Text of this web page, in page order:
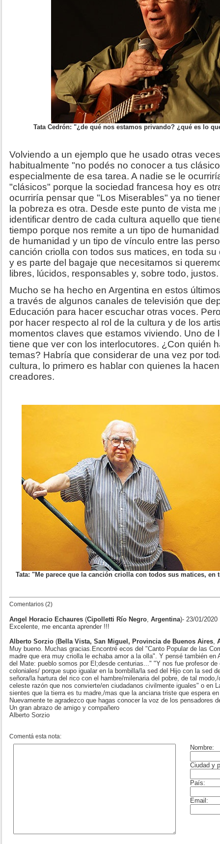
Tata Cedrón: "¿de qué nos estamos privando? ¿qué es lo
Volviendo a un ejemplo que he usado otras
habitualmente "no podés no conocer a tus
especialmente de esa tarea. A nadie se le
"clásicos" porque la sociedad francesa hoy es
ocurriría pensar que "Los Miserables" ya no
la pobreza es otra. Desde este punto de vista
identificar dentro de cada cultura aquello que
tiempo porque nos remite a un tipo de
de humanidad y un tipo de vínculo entre las
canción criolla con todos sus matices, en toda
y es parte del bagaje que necesitamos si
libres, lúcidos, responsables y, sobre todo, justos.
Mucho se ha hecho en Argentina en estos
a través de algunos canales de televisión que
Educación para hacer escuchar otras voces.
por hacer respecto al rol de la cultura y de los
momentos claves que estamos viviendo. Uno de
tiene que ver con los interlocutores. ¿Con quién
temas? Habría que considerar de una vez por
cultura, lo primero es hablar con quienes la
creadores.
Tata: "Me parece que la canción criolla con todos sus matices, en
Comentarios (2)
Angel Horacio Echaures (Cipolletti Río Negro, Argentina)- 23/01/2020
Excelente, me encanta aprender !!!
Alberto Sorzio (Bella Vista, San Miguel, Provincia de Buenos Aires,
Muy bueno. Muchas gracias.Encontré ecos del "Canto Popular de las
madre que era muy criolla le echaba amor a la olla". Y pensé también en
del Mate: pueblo somos por El;desde centurias..." "Y nos fue profesor
coloniales/ porque supo igualar en la bombilla/la sed del Hijo con la sed
señora/la hartura del rico con el hambre/milenaria del pobre, de tal
celeste razón que nos convierte/en ciudadanos civilmente iguales" o en
sientes que la tierra es tu madre,/mas que la anciana triste que espera
Nuevamente te agradezco que hagas conocer la voz de los pensadores
Un gran abrazo de amigo y compañero
Alberto Sorzio
Comentá esta nota: